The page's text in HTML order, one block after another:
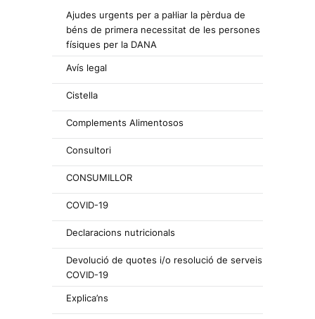
Ajudes urgents per a pal·liar la pèrdua de
béns de primera necessitat de les persones
físiques per la DANA
Avís legal
Cistella
Complements Alimentosos
Consultori
CONSUMILLOR
COVID-19
Declaracions nutricionals
Devolució de quotes i/o resolució de serveis
COVID-19
Explica’ns